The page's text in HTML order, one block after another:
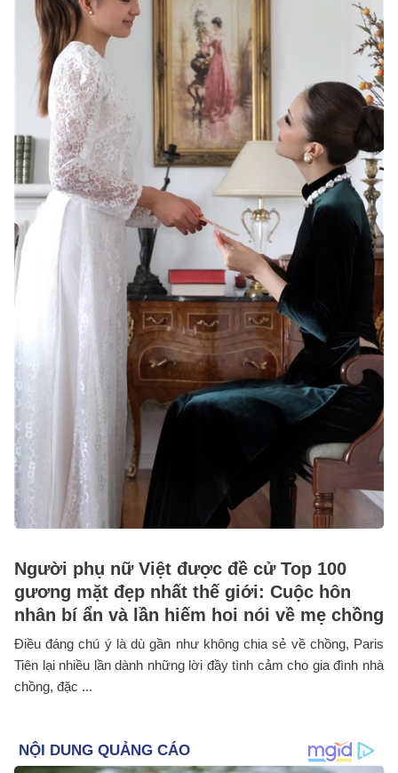
Người phụ nữ Việt được đề cử Top 100
gương mặt đẹp nhất thế giới: Cuộc hôn
nhân bí ẩn và lần hiếm hoi nói về mẹ chồng
Điều đáng chú ý là dù gần như không chia sẻ về chồng, Paris
Tiên lại nhiều lần dành những lời đầy tình cảm cho gia đình nhà
chồng, đặc ...